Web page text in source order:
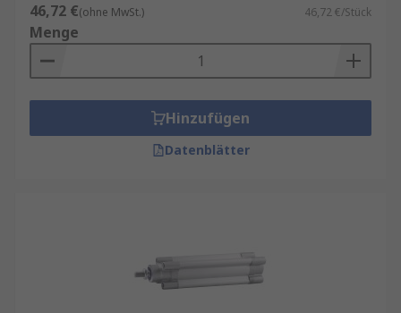
46,72 €(ohne MwSt.) 46,72 €/Stück
Menge
Hinzufügen
Datenblätter